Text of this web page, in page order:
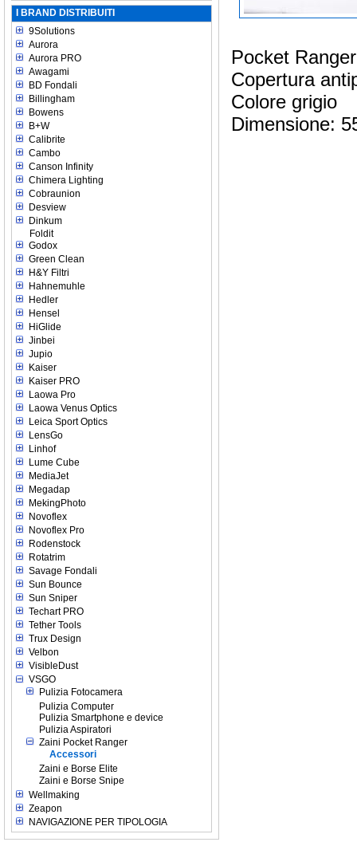
I BRAND DISTRIBUITI
9Solutions
Aurora
Aurora PRO
Awagami
BD Fondali
Billingham
Bowens
B+W
Calibrite
Cambo
Canson Infinity
Chimera Lighting
Cobraunion
Desview
Dinkum
Foldit
Godox
Green Clean
H&Y Filtri
Hahnemuhle
Hedler
Hensel
HiGlide
Jinbei
Jupio
Kaiser
Kaiser PRO
Laowa Pro
Laowa Venus Optics
Leica Sport Optics
LensGo
Linhof
Lume Cube
MediaJet
Megadap
MekingPhoto
Novoflex
Novoflex Pro
Rodenstock
Rotatrim
Savage Fondali
Sun Bounce
Sun Sniper
Techart PRO
Tether Tools
Trux Design
Velbon
VisibleDust
VSGO
Pulizia Fotocamera
Pulizia Computer
Pulizia Smartphone e device
Pulizia Aspiratori
Zaini Pocket Ranger
Accessori
Zaini e Borse Elite
Zaini e Borse Snipe
Wellmaking
Zeapon
NAVIGAZIONE PER TIPOLOGIA
Pocket Ranger
Copertura
Colore grigio
Dimensione: